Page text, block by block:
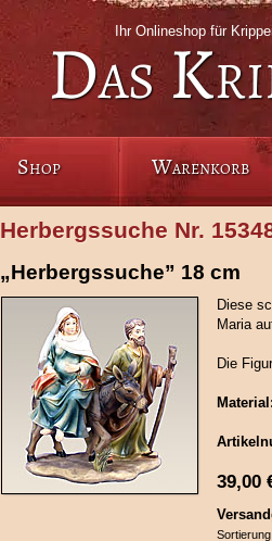
Ihr Onlineshop für
Das
Shop Warenkorb
Herbergssuche Nr.
„Herbergssuche” 18 cm
Diese
Maria
Die
39,00